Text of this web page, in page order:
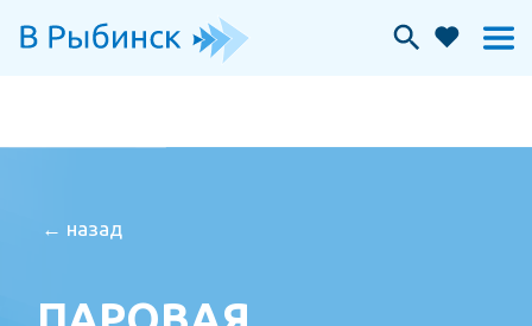
ПАРОВАЯ
ЕФРЕМА